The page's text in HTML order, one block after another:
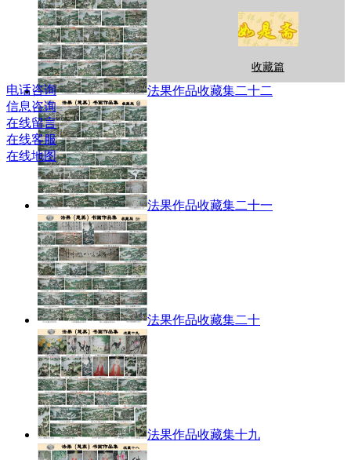
法果作品收藏集二十二
法果作品收藏集二十一
法果作品收藏集二十
法果作品收藏集十九
作品展示 收藏篇
电话咨询
信息咨询
在线留言
在线客服
在线地图